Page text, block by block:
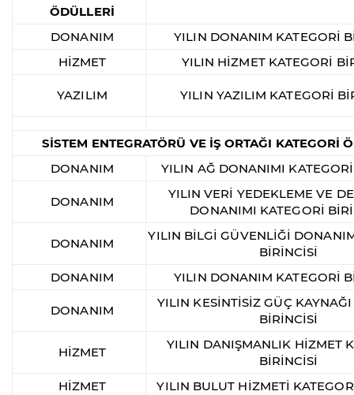
ÖDÜLLERİ
DONANIM
YILIN DONANIM KATEGORİ
HİZMET
YILIN HİZMET KATEGORİ
YAZILIM YILIN YAZILIM KATEGORİ
SİSTEM ENTEGRATÖRÜ VE İŞ ORTAĞI KATEGORİ
DONANIM
YILIN AĞ DONANIMI
DONANIM
YILIN VERİ YEDEKLEME VE
DONANIMI KATEGORİ
DONANIM
YILIN BİLGİ GÜVENLİĞİ
BİRİNCİSİ
DONANIM
YILIN DONANIM KATEGORİ
DONANIM
YILIN KESİNTİSİZ GÜÇ
BİRİNCİSİ
HİZMET
YILIN DANIŞMANLIK HİZMET
BİRİNCİSİ
HİZMET
YILIN BULUT HİZMETİ